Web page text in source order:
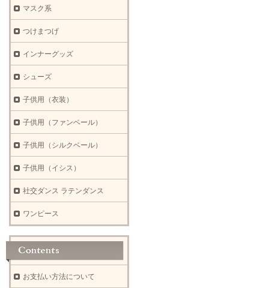
マスク系
つけまつげ
インナーグッズ
シューズ
子供用（衣装）
子供用（ファンベール）
子供用（シルクベール）
子供用（イシス）
社交ダンス ラテンダンス
ワンピース
お支払い方法について